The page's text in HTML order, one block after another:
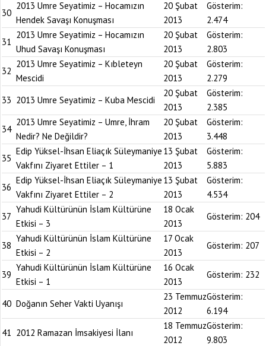
30
2013 Umre Seyatimiz – Hocamızın
Hendek Savaşı Konuşması
20 Şubat
2013
Gösterim:
2.474
31
2013 Umre Seyatimiz – Hocamızın
Uhud Savaşı Konuşması
20 Şubat
2013
Gösterim:
2.803
32
2013 Umre Seyatimiz – Kıbleteyn
Mescidi
20 Şubat
2013
Gösterim:
2.279
33 2013 Umre Seyatimiz – Kuba Mescidi
20 Şubat
2013
Gösterim:
2.385
34
2013 Umre Seyatimiz – Umre, İhram
Nedir? Ne Değildir?
20 Şubat
2013
Gösterim:
3.448
35
Edip Yüksel-İhsan Eliaçık Süleymaniye
Vakfını Ziyaret Ettiler – 1
13 Şubat
2013
Gösterim:
5.883
36
Edip Yüksel-İhsan Eliaçık Süleymaniye
Vakfını Ziyaret Ettiler – 2
13 Şubat
2013
Gösterim:
4.534
37
Yahudi Kültürünün İslam Kültürüne
Etkisi – 3
18 Ocak
2013
Gösterim: 204
38
Yahudi Kültürünün İslam Kültürüne
Etkisi – 2
17 Ocak
2013
Gösterim: 207
39
Yahudi Kültürünün İslam Kültürüne
Etkisi – 1
16 Ocak
2013
Gösterim: 232
40 Doğanın Seher Vakti Uyanışı
23 Temmuz
2012
Gösterim:
6.194
41 2012 Ramazan İmsakiyesi İlanı
18 Temmuz
2012
Gösterim:
9.803